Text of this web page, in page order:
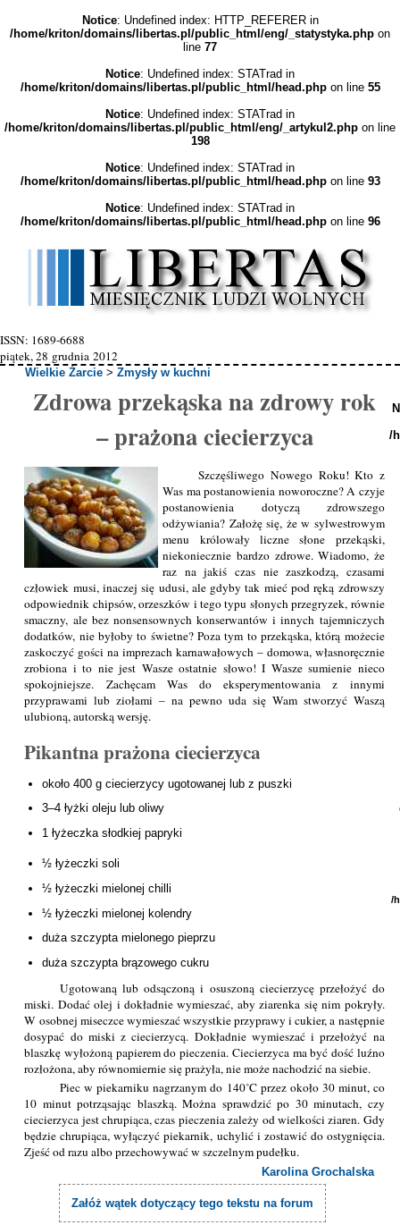
Notice: Undefined index: HTTP_REFERER in
/home/kriton/domains/libertas.pl/public_html/eng/_statystyka.php on
line 77
Notice: Undefined index: STATrad in
/home/kriton/domains/libertas.pl/public_html/head.phpon line 55
Notice: Undefined index: STATrad in
/home/kriton/domains/libertas.pl/public_html/eng/_artykul2.php on line
198
Notice: Undefined index: STATrad in
/home/kriton/domains/libertas.pl/public_html/head.phpon line 93
Notice: Undefined index: STATrad in
/home/kriton/domains/libertas.pl/public_html/head.phpon line 96
ISSN: 1689-6688
piątek, 28 grudnia 2012
Wielkie Żarcie >Zmysły w kuchni
Zdrowa przekąska na zdrowy rok
– prażona ciecierzyca
Szczęśliwego Nowego Roku! Kto z
Was ma postanowienia noworoczne? A czyje
postanowienia dotyczą zdrowszego
odżywiania? Założę się, że w sylwestrowym
menu królowały liczne słone przekąski,
niekoniecznie bardzo zdrowe. Wiadomo, że
raz na jakiś czas nie zaszkodzą, czasami
człowiek musi, inaczej się udusi, ale gdyby tak mieć pod ręką zdrowszy
odpowiednik chipsów, orzeszków i tego typu słonych przegryzek, równie
smaczny, ale bez nonsensownych konserwantów i innych tajemniczych
dodatków, nie byłoby to świetne? Poza tym to przekąska, którą możecie
zaskoczyć gości na imprezach karnawałowych – domowa, własnoręcznie
zrobiona i to nie jest Wasze ostatnie słowo! I Wasze sumienie nieco
spokojniejsze. Zachęcam Was do eksperymentowania z innymi
przyprawami lub ziołami – na pewno uda się Wam stworzyć Waszą
ulubioną, autorską wersję.
Pikantna prażona ciecierzyca
około 400 g ciecierzycy ugotowanej lub z puszki
3–4 łyżki oleju lub oliwy
1 łyżeczka słodkiej papryki
½ łyżeczki soli
½ łyżeczki mielonej chilli
½ łyżeczki mielonej kolendry
duża szczypta mielonego pieprzu
duża szczypta brązowego cukru
Ugotowaną lub odsączoną i osuszoną ciecierzycę przełożyć do
miski. Dodać olej i dokładnie wymieszać, aby ziarenka się nim pokryły.
W osobnej miseczce wymieszać wszystkie przyprawy i cukier, a następnie
dosypać do miski z ciecierzycą. Dokładnie wymieszać i przełożyć na
blaszkę wyłożoną papierem do pieczenia. Ciecierzyca ma być dość luźno
rozłożona, aby równomiernie się prażyła, nie może nachodzić na siebie.
Piec w piekarniku nagrzanym do 140˚C przez około 30 minut, co
10 minut potrząsając blaszką. Można sprawdzić po 30 minutach, czy
ciecierzyca jest chrupiąca, czas pieczenia zależy od wielkości ziaren. Gdy
będzie chrupiąca, wyłączyć piekarnik, uchylić i zostawić do ostygnięcia.
Zjeść od razu albo przechowywać w szczelnym pudełku.
Karolina Grochalska
Załóż wątek dotyczący tego tekstu na forum
/
/